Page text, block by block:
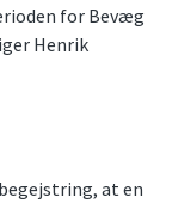
for Bevæg
Henrik
at en